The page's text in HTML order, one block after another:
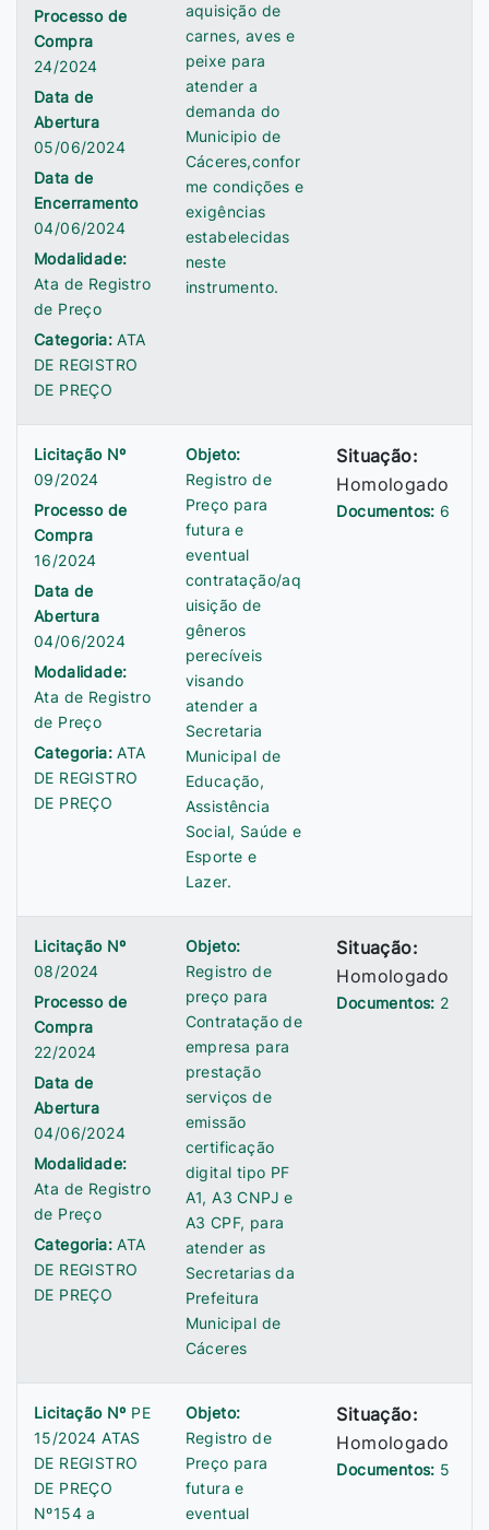
Processo de
Compra
24/2024
Data de
Abertura
05/06/2024
Data de
Encerramento
04/06/2024
Modalidade:
Ata de Registro
de Preço
Categoria:ATA
DE REGISTRO
DE PREÇO
aquisição de
carnes, aves e
peixe para
atender a
demanda do
Municipio de
Cáceres,confor
me condições e
exigências
estabelecidas
neste
instrumento.
Licitação Nº
09/2024
Processo de
Compra
16/2024
Data de
Abertura
04/06/2024
Modalidade:
Ata de Registro
de Preço
Categoria:ATA
DE REGISTRO
DE PREÇO
Objeto:
Registro de
Preço para
futura e
eventual
contratação/aq
uisição de
gêneros
perecíveis
visando
atender a
Secretaria
Municipal de
Educação,
Assistência
Social, Saúde e
Esporte e
Lazer.
Situação:
Homologado
Documentos:6
Licitação Nº
08/2024
Processo de
Compra
22/2024
Data de
Abertura
04/06/2024
Modalidade:
Ata de Registro
de Preço
Categoria:ATA
DE REGISTRO
DE PREÇO
Objeto:
Registro de
preço para
Contratação de
empresa para
prestação
serviços de
emissão
certificação
digital tipo PF
A1, A3 CNPJ e
A3 CPF, para
atender as
Secretarias da
Prefeitura
Municipal de
Cáceres
Situação:
Homologado
Documentos: 2
Licitação Nº PE
15/2024 ATAS
DE REGISTRO
DE PREÇO
Nº154 a
Objeto:
Registro de
Preço para
futura e
eventual
Situação:
Homologado
Documentos: 5